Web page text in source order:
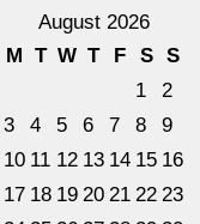
August 2026
M T W T F S
S
1
2
3
4 5 6 7 8
9
10 11 12 13 14 15 16
17 18 19 20 21 22 23